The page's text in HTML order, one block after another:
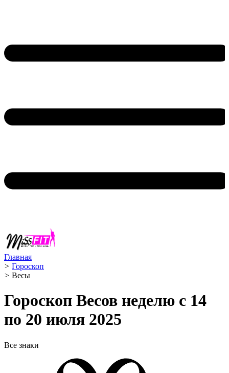
Главная
> Гороскоп
> Весы ️
Гороскоп Весов неделю с 14
по 20 июля 2025
Все знаки